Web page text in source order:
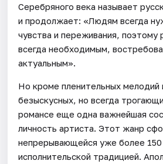
Серебряного века называет
и продолжает: «Людям всегда
чувства и переживания, поэтому
всегда необходимым,
актуальным».
Но кроме пленительных мелодий
безыскусных, но всегда
романсе еще одна важнейшая
личность артиста. Этот жанр
непрерывающейся уже более 150
исполнительской традицией.